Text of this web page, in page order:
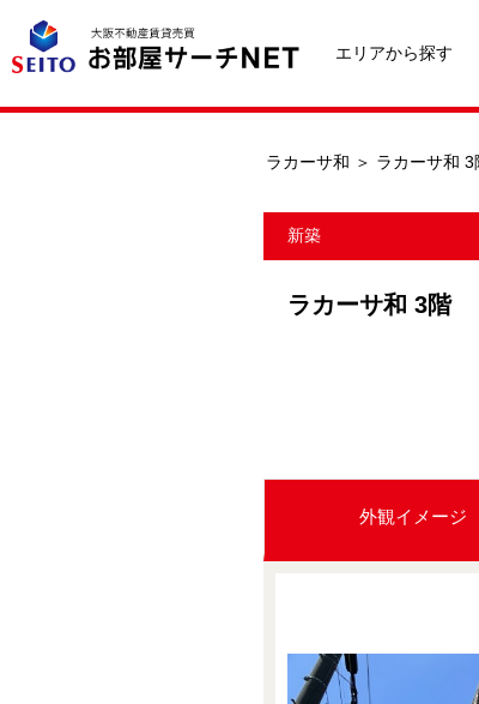
エリアから探す
ラカーサ和 ＞ ラカーサ和 3
新築
ラカーサ和 3階
外観イメージ